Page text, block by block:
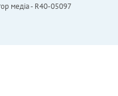
медіа - R40-05097